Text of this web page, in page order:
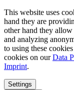
This website uses
hand they are
other hand they
and analyzing
to using these
cookies on ourData
Imprint.
Settings